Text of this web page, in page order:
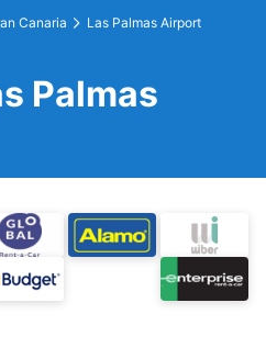
Canaria
Las Palmas Airport
Palmas